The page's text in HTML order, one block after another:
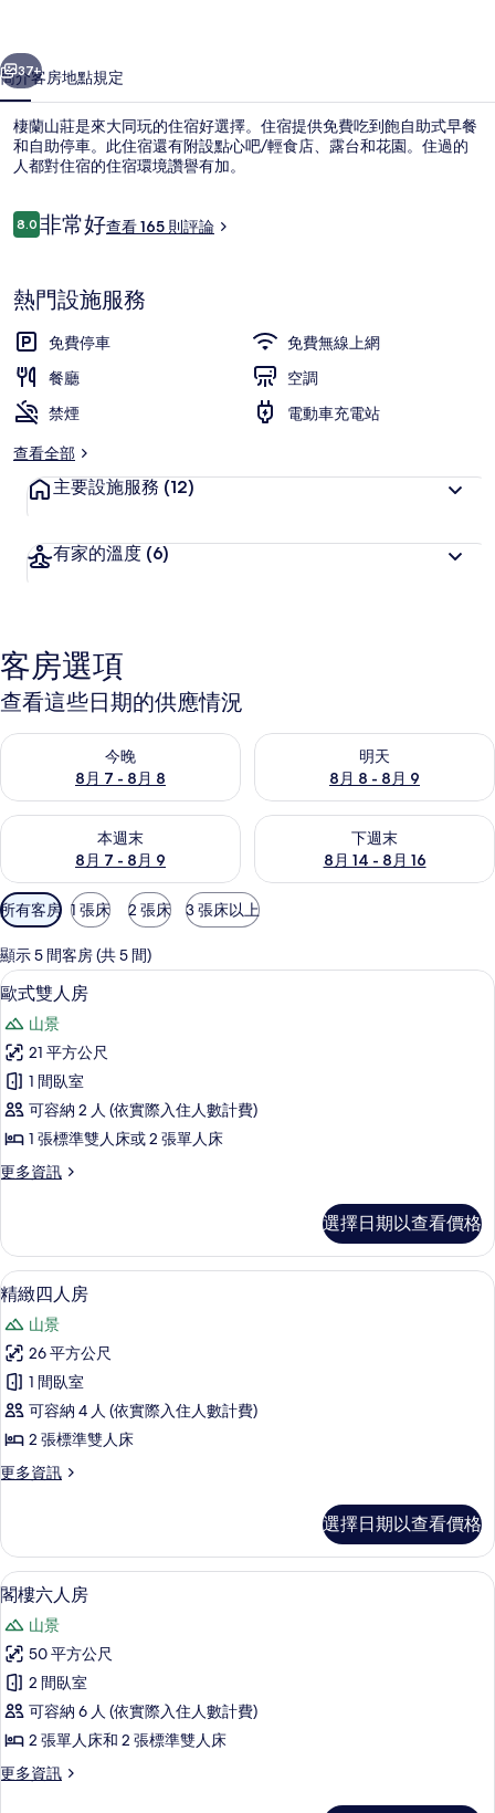
集
個 下一個
37+
簡介客房地點規定
棲蘭山莊是來大同玩的住宿好選擇。住宿提供免費吃到飽自助式早餐
和自助停車。此住宿還有附設點心吧/輕食店、露台和花園。住過的
人都對住宿的住宿環境讚譽有加。
評
論
8.08.0 分，滿分 10 分，
非常好查看 165 則評論
熱門設施服務
免費停車
免費無線上網
餐廳
空調
禁煙
電動車充電站
查看全部
主要設施服務 (12)
有家的溫度 (6)
客房選項
查看這些日期的供應情況
今晚
8月 7 - 8月 8
查看今晚 (8月 7 - 8月 8) 的供應情況
明天
8月 8 - 8月 9
查看明天 (8月 8 - 8月 9) 的供
本週末
8月 7 - 8月 9
查看本週末 (8月 7 - 8月 9) 的供應情況
下週末
8月 14 - 8月 16
查看下週末 (8月 14 - 8月 16)
可
用
的
客
房
篩
選
條
件
所有客房 1 張床 2 張床 3 張床以上
顯示 5 間客房 (共 5 間)
顯
示
歐
式
雙
人
的
有
相
片
歐式雙人房 | 高級寢具、客房內保險
5
歐式雙人房
山景
21 平方公尺
1 間臥室
可容納 2 人 (依實際入住人數計費)
1 張標準雙人床或 2 張單人床
更多資訊
更
雙
人
房
詳
情
選擇日期以查看價格
顯
示
精
緻
四
人
的
有
相
片
高級寢具、客房內保險箱、遮光布/窗
4
精緻四人房
山景
26 平方公尺
1 間臥室
可容納 4 人 (依實際入住人數計費)
2 張標準雙人床
更多資訊
更
四
人
房
詳
情
選擇日期以查看價格
顯
示
閣
樓
六
人
的
閣樓六人房 | 高級寢具、客房內保險
4
閣樓六人房
山景
50 平方公尺
2 間臥室
可容納 6 人 (依實際入住人數計費)
2 張單人床和 2 張標準雙人床
更多資訊
更